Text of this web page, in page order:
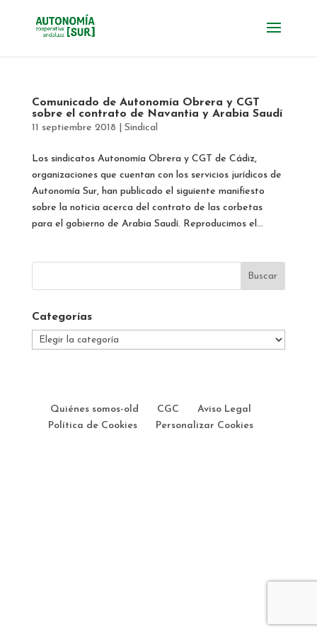
Comunicado de Autonomía Obrera y CGT
sobre el contrato de Navantia y Arabia Saudí
11 septiembre 2018 Sindical
Los sindicatos Autonomía Obrera y CGT de Cádiz,
organizaciones que cuentan con los servicios jurídicos de
Autonomía Sur, han publicado el siguiente manifiesto
sobre la noticia acerca del contrato de las corbetas
para el gobierno de Arabia Saudí. Reproducimos el...
Categorías
Categorías
Quiénes somos-old CGC
Aviso Legal
Política de Cookies
Personalizar Cookies